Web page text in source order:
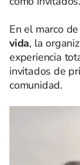
En el marco
vida, la
experiencia
invitados de
comunidad.